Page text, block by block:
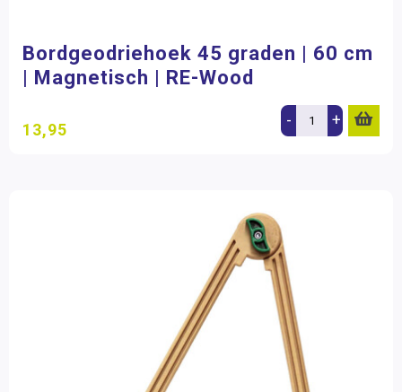
Bordgeodriehoek 45 graden | 60 cm
| Magnetisch | RE-Wood
13,95 - +